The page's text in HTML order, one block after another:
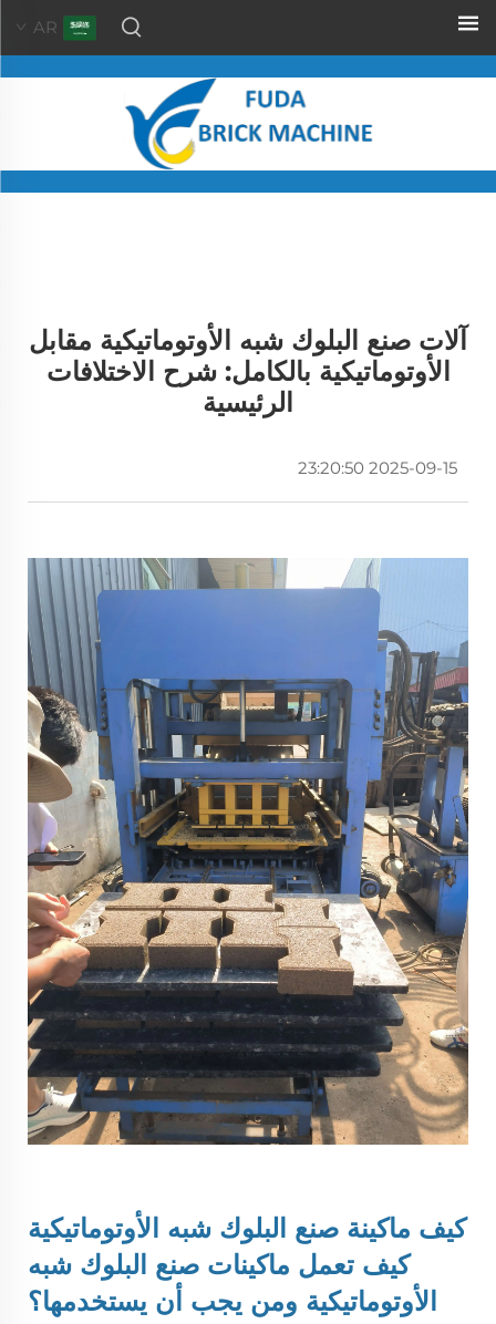
AR
آلات صنع البلوك شبه الأوتوماتيكية مقابل
الأوتوماتيكية بالكامل: شرح الاختلافات
الرئيسية
2025-09-15 23:20:50
كيف ماكينة صنع البلوك شبه الأوتوماتيكية
كيف تعمل ماكينات صنع البلوك شبه
الأوتوماتيكية ومن يجب أن يستخدمها؟